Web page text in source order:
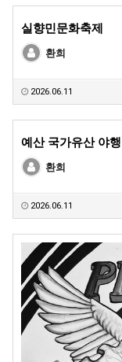
실향민문화축제
환희
2026.06.11
예산 국가유산 야행
환희
2026.06.11